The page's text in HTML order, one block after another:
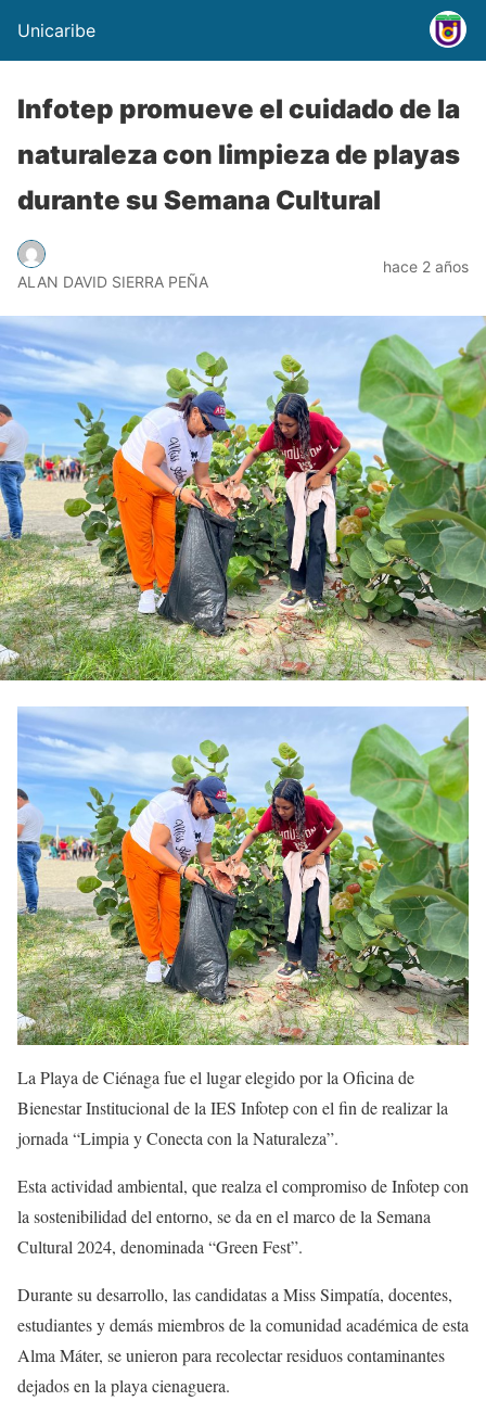
Unicaribe
Infotep promueve el cuidado de la
naturaleza con limpieza de playas
durante su Semana Cultural
ALAN DAVID SIERRA PEÑA
hace 2 años
La Playa de Ciénaga fue el lugar elegido por la Oficina de
Bienestar Institucional de la IES Infotep con el fin de realizar la
jornada “Limpia y Conecta con la Naturaleza”.
Esta actividad ambiental, que realza el compromiso de Infotep con
la sostenibilidad del entorno, se da en el marco de la Semana
Cultural 2024, denominada “Green Fest”.
Durante su desarrollo, las candidatas a Miss Simpatía, docentes,
estudiantes y demás miembros de la comunidad académica de esta
Alma Máter, se unieron para recolectar residuos contaminantes
dejados en la playa cienaguera.